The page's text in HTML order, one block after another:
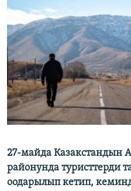
27-майда Казакстандын
районунда туристтерди
оодарылып кетип,